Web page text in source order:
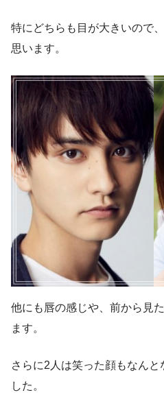
特にどちらも目が大きいので
思います。
他にも唇の感じや、前から見
ます。
さらに2人は笑った顔もなんと
した。